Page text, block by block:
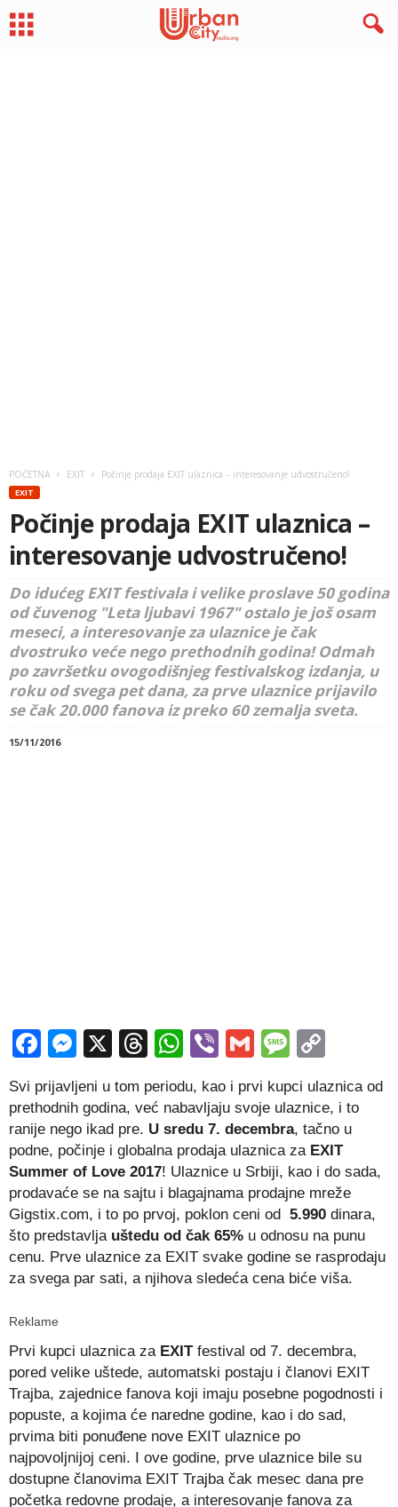
POČETNA EXIT Počinje prodaja EXIT ulaznica – interesovanje udvostručeno!
EXIT
Počinje prodaja EXIT ulaznica –
interesovanje udvostručeno!
Do idućeg EXIT festivala i velike proslave 50 godina
od čuvenog "Leta ljubavi 1967" ostalo je još osam
meseci, a interesovanje za ulaznice je čak
dvostruko veće nego prethodnih godina! Odmah
po završetku ovogodišnjeg festivalskog izdanja, u
roku od svega pet dana, za prve ulaznice prijavilo
se čak 20.000 fanova iz preko 60 zemalja sveta.
15/11/2016
Facebook
Messenger
X Threads
WhatsApp
ViberGmail
Svi prijavljeni u tom periodu, kao i prvi kupci ulaznica od
prethodnih godina, već nabavljaju svoje ulaznice, i to
ranije nego ikad pre. U sredu 7. decembra, tačno u
podne, počinje i globalna prodaja ulaznica za EXIT
Summer of Love 2017! Ulaznice u Srbiji, kao i do sada,
prodavaće se na sajtu i blagajnama prodajne mreže
Gigstix.com, i to po prvoj, poklon ceni od 5.990 dinara,
što predstavlja uštedu od čak 65% u odnosu na punu
cenu. Prve ulaznice za EXIT svake godine se rasprodaju
za svega par sati, a njihova sledeća cena biće viša.
Reklame
Prvi kupci ulaznica zaEXITfestival od 7. decembra,
pored velike uštede, automatski postaju i članovi EXIT
Trajba, zajednice fanova koji imaju posebne pogodnosti i
popuste, a kojima će naredne godine, kao i do sad,
prvima biti ponuđene nove EXIT ulaznice po
najpovoljnijoj ceni. I ove godine, prve ulaznice bile su
dostupne članovima EXIT Trajba čak mesec dana pre
početka redovne prodaje, a interesovanje fanova za